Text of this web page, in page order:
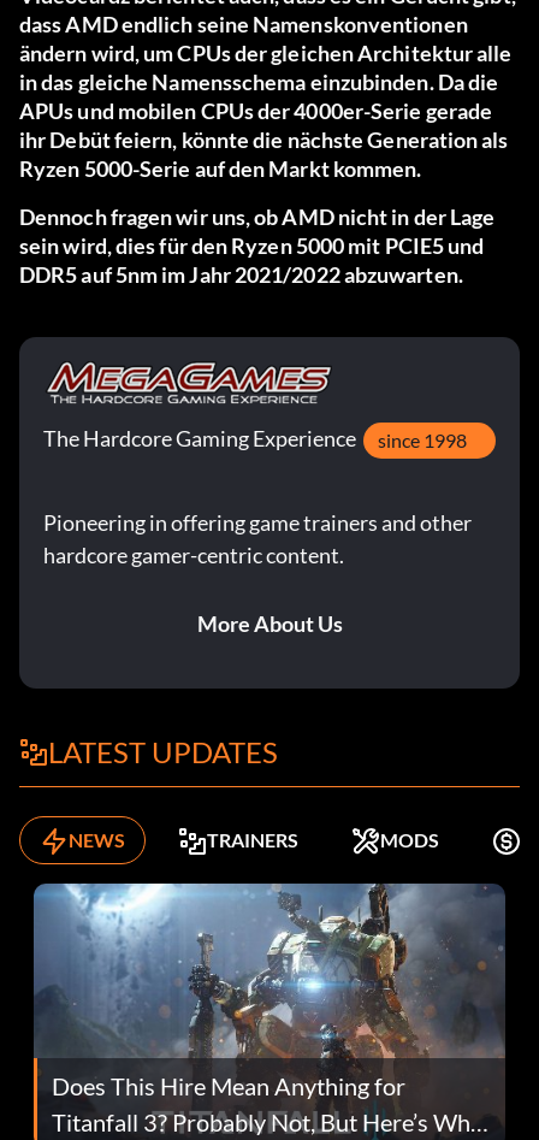
dass AMD endlich seine Namenskonventionen
ändern wird, um CPUs der gleichen Architektur alle
in das gleiche Namensschema einzubinden. Da die
APUs und mobilen CPUs der 4000er-Serie gerade
ihr Debüt feiern, könnte die nächste Generation als
Ryzen 5000-Serie auf den Markt kommen.
Dennoch fragen wir uns, ob AMD nicht in der Lage
sein wird, dies für den Ryzen 5000 mit PCIE5 und
DDR5 auf 5nm im Jahr 2021/2022 abzuwarten.
The Hardcore Gaming Experience since 1998
Pioneering in offering game trainers and other
hardcore gamer-centric content.
More About Us
LATEST UPDATES
NEWS TRAINERS MODS
Does This Hire Mean Anything for
Titanfall 3? Probably Not, But Here’s Why